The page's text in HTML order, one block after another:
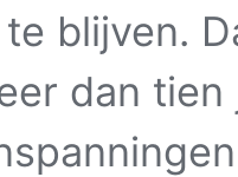
blijven.
dan